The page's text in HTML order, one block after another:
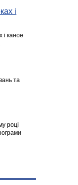
і
і каное
та
році